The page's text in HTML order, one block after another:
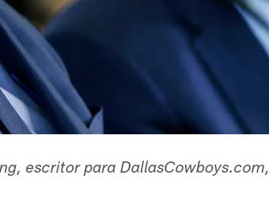
escritor para DallasCowboys.com,